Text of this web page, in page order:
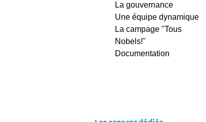
La gouvernance
Une équipe dynamique
La campage "Tous
Nobels!"
Documentation